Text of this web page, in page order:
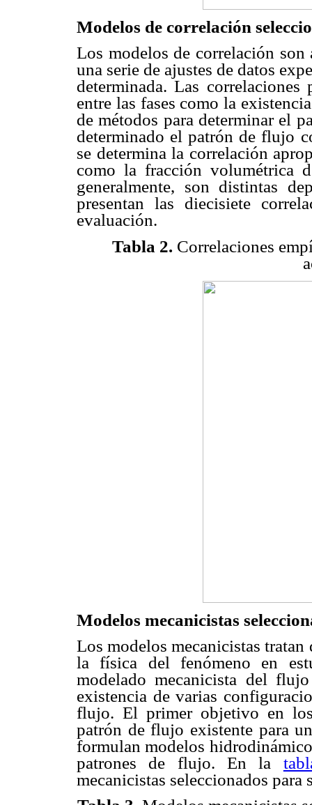
Modelos de correlación
Los modelos de correlación
una serie de ajustes de datos
determinada. Las
entre las fases como la
de métodos para determinar el
determinado el patrón de flujo
se determina la correlación
como la fracción volumétrica
generalmente, son distintas
presentan las diecisiete
evaluación.
Tabla 2. Correlaciones
Modelos mecanicistas
Los modelos mecanicistas
la física del fenómeno en
modelado mecanicista del
existencia de varias
flujo. El primer objetivo en los
patrón de flujo existente para
formulan modelos
patrones de flujo. En la
mecanicistas seleccionados para